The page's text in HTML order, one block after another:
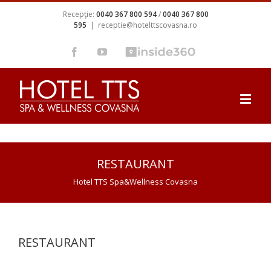
Recepţie: 0040 367 800 594/0040 367 800
595 | receptie@hotelttscovasna.ro
RESTAURANT
Hotel TTS Spa&Wellness Covasna
RESTAURANT